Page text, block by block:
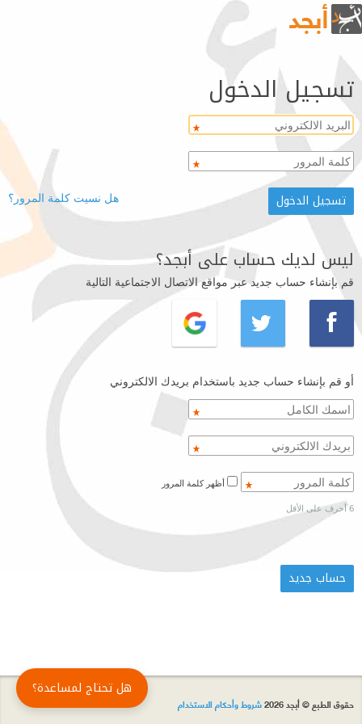
تسجيل الدخول
هل نسيت كلمة المرور؟
ليس لديك حساب على أبجد؟
قم بإنشاء حساب جديد عبر مواقع الاتصال الاجتماعية التالية
أو قم بإنشاء حساب جديد باستخدام بريدك الالكتروني
6 أحرف على الأقل
حقوق الطبع © أبجد 2026 شروط وأحكام الاستخدام
هل تحتاج لمساعدة؟